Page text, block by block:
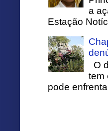
a
Estação
O
tem
pode